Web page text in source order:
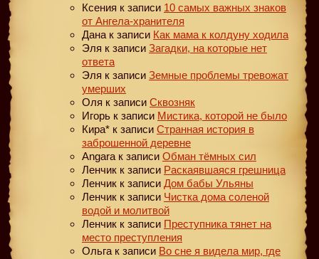
Ксения к записи 10 самых важных знаков
от Ангела-хранителя
Дана к записи Как мама к колдуну ходила
Эля к записи Загадки, на которые нет
ответа
Эля к записи Земные проблемы тревожат
умерших
Оля к записи Сквозняк
Игорь к записи Мистика, которой не было
Кира* к записи Странная история в
заброшенной деревне
Angara к записи Обман тёмных сил
Ленчик к записи Раскаявшаяся грешница
Ленчик к записи Дом бабы Ульяны
Ленчик к записи Чистка дома соленой
водой и молитвой
Ленчик к записи Преступника тянет на
место преступления
Ольга к записи Во сне я видела мир, где